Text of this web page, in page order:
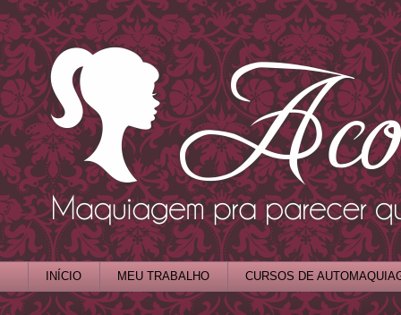
INÍCIO MEU TRABALHO CURSOS DE